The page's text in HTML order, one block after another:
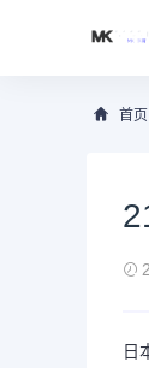
首页
日